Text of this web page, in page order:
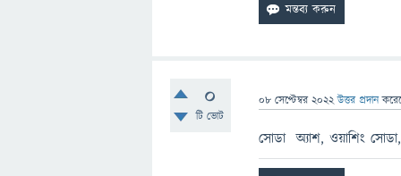
0
টি ভোট
08 সেপ্টেম্বর 2022 উত্তর প্রদান
সোডা অ্যাশ, ওয়াশিং